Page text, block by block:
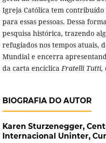
Igreja Católica tem
para essas pessoas. Dessa
pesquisa histórica, trazendo
refugiados nos tempos atuais,
Mundial e encerra
da carta encíclicaFratelli Tutti,
BIOGRAFIA DO AUTOR
Karen Sturzenegger,
Internacional Uninter,